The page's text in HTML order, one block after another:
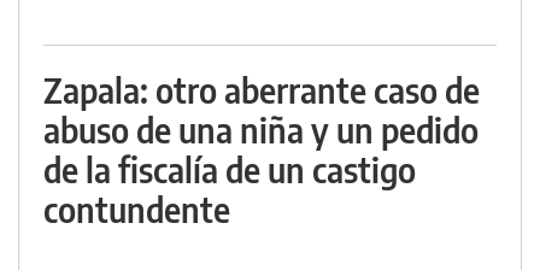
Zapala: otro aberrante caso de
abuso de una niña y un pedido
de la fiscalía de un castigo
contundente